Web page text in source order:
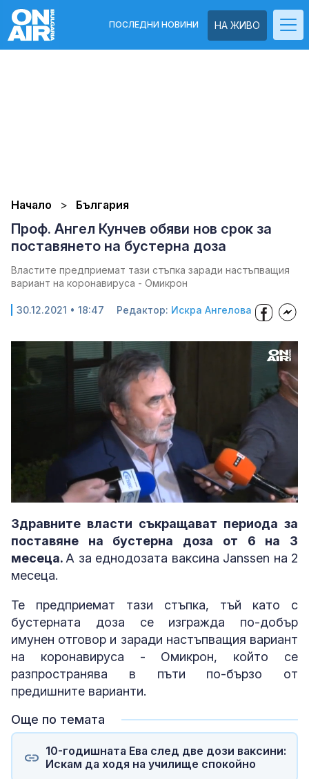
НА ЖИВО
ПОСЛЕДНИ НОВИНИ
Начало България
Проф. Ангел Кунчев обяви нов срок за
поставянето на бустерна доза
Властите предприемат тази стъпка заради настъпващия
вариант на коронавируса - Омикрон
30.12.2021 • 18:47 Редактор: Искра Ангелова
Unmute Loaded:
86.56%
Здравните власти съкращават периода за
поставяне на бустерна доза от 6 на 3
месеца. А за еднодозата ваксина Janssen на 2
месеца.
Те предприемат тази стъпка, тъй като с
бустерната доза се изгражда по-добър
имунен отговор и заради настъпващия вариант
на коронавируса - Омикрон, който се
разпространява в пъти по-бързо от
предишните варианти.
Още по темата
10-годишната Ева след две дози ваксини:
Искам да ходя на училище спокойно